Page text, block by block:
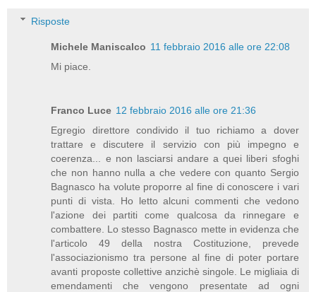
Risposte
Michele Maniscalco 11 febbraio 2016 alle ore 22:08
Mi piace.
Franco Luce 12 febbraio 2016 alle ore 21:36
Egregio direttore condivido il tuo richiamo a dover
trattare e discutere il servizio con più impegno e
coerenza... e non lasciarsi andare a quei liberi sfoghi
che non hanno nulla a che vedere con quanto Sergio
Bagnasco ha volute proporre al fine di conoscere i vari
punti di vista. Ho letto alcuni commenti che vedono
l'azione dei partiti come qualcosa da rinnegare e
combattere. Lo stesso Bagnasco mette in evidenza che
l'articolo 49 della nostra Costituzione, prevede
l'associazionismo tra persone al fine di poter portare
avanti proposte collettive anzichè singole. Le migliaia di
emendamenti che vengono presentate ad ogni